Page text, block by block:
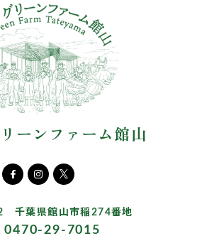
ーンファーム館山
千葉県館山市稲274番地
0470-29-7015